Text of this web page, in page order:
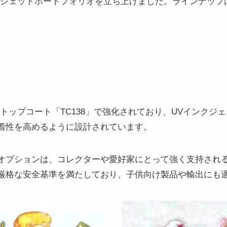
ップコート「TC138」で強化されており、UVインクジ
を高めるように設計されています。
プションは、コレクターや愛好家にとって強く支持され
格な安全基準を満たしており、子供向け製品や輸出にも